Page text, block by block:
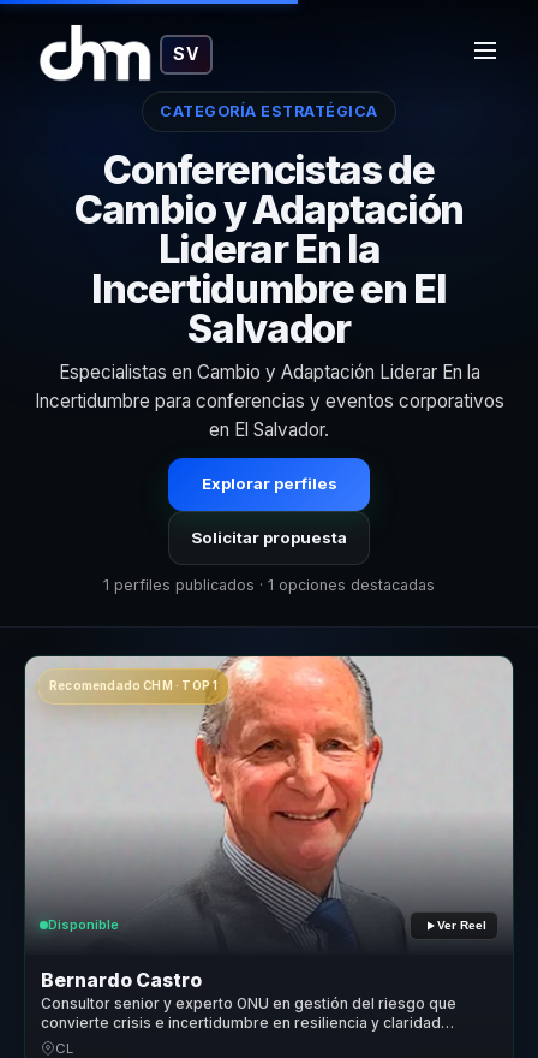
SV
CATEGORÍA ESTRATÉGICA
Conferencistas de
Cambio y Adaptación
Liderar En la
Incertidumbre en El
Salvador
Especialistas en Cambio y Adaptación Liderar En la
Incertidumbre para conferencias y eventos corporativos
en El Salvador.
Explorar perfiles
Solicitar propuesta
1 perfiles publicados · 1 opciones destacadas
Recomendado CHM · TOP 1
Disponible Ver Reel
Bernardo Castro
Consultor senior y experto ONU en gestión del riesgo que
convierte crisis e incertidumbre en resiliencia y claridad
estratégica para líderes.
CL